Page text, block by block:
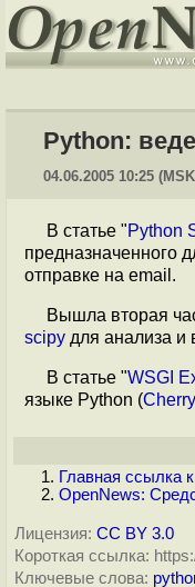
Python:
04.06.2005 10:25
В статье "Python
предназначенного
отправке на email.
Вышла вторая
scipy для анализа и
В статье "WSGI
языке Python (
Главная ссылка
OpenNews:
Лицензия: CC BY 3.0
Короткая ссылка:
Ключевые слова: